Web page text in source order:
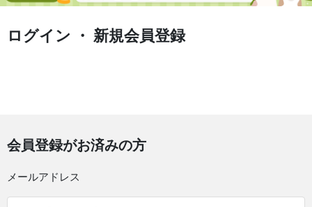
ログイン ・ 新規会員登録
会員登録がお済みの方
メールアドレス